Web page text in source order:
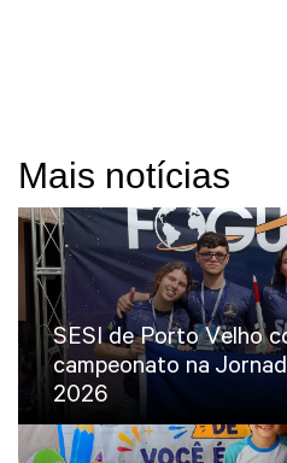
Mais notícias
SESI de Porto Velho
campeonato na
2026